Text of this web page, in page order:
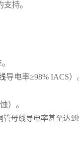
持。
导电率≥98% IACS）
）。
母线导电率甚至达